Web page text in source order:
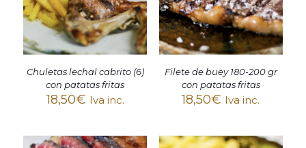
Chuletas lechal cabrito (6)
con patatas fritas
18,50€ Iva inc.
Filete de buey 180-200 gr
con patatas fritas
18,50€ Iva inc.